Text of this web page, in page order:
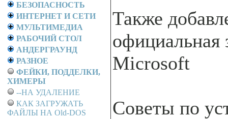
БЕЗОПАСНОСТЬ
ИНТЕРНЕТ И СЕТИ
МУЛЬТИМЕДИА
РАБОЧИЙ СТОЛ
АНДЕРГРАУНД
РАЗНОЕ
ФЕЙКИ, ПОДДЕЛКИ,
ХИМЕРЫ
--НА УДАЛЕНИЕ
КАК ЗАГРУЖАТЬ
ФАЙЛЫ НА Old-DOS
Также
официальная
Microsoft
Советы по